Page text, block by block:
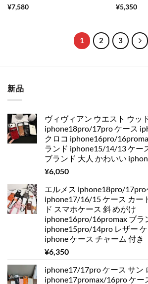
¥7,580
¥5,350
1 2 3
新品
ヴィヴィアン ウエスト ウッ
iphone18pro/17pro ケース
クロコ iphone16pro/
ランド iphone15/14/13 ケー
ブランド 大人 かわいい
¥6,050
エルメス iphone18pro/
iphone17/16/15 ケース カー
ド スマホケース 斜 めがけ
iphone16pro/16promax ブラ
iphone15pro/14pro レザー
iphone ケース チャーム 付き
¥6,350
iphone17/17pro ケース サン
iphone17promax/16pro ケー